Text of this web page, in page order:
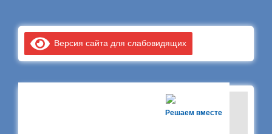
Версия сайта для слабовидящих
Решаем вместе